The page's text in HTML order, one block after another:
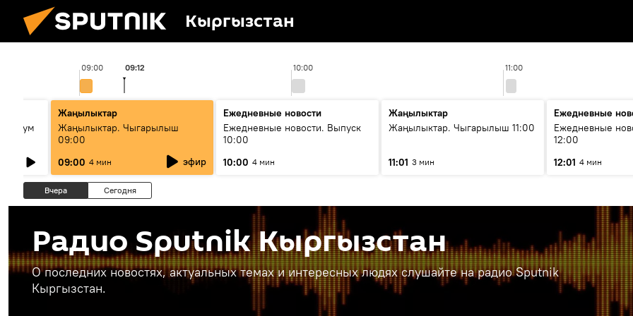
Кыргызстан
09:00 10:00 11:00
09:12
бум
Жаңылыктар
Жаңылыктар. Чыгарылыш
09:00
09:00 4 мин эфир
Ежедневные новости
Ежедневные новости. Выпуск
10:00
10:00 4 мин
Жаңылыктар
Жаңылыктар. Чыгарылыш 11:00
11:01 3 мин
Ежедневные
Ежедневные
12:00
12:01 4 мин
Вчера Сегодня
Радио Sputnik Кыргызстан
О последних новостях, актуальных темах и интересных людях слушайте на радио Sputnik
Кыргызстан.